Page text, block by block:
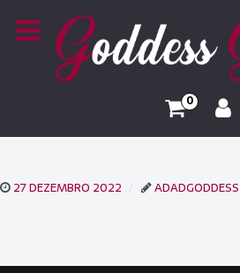
0
27 DEZEMBRO 2022 ADADGODDESS